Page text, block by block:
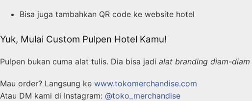
Bisa juga tambahkan QR code ke website hotel
Yuk, Mulai Custom Pulpen Hotel Kamu!
Pulpen bukan cuma alat tulis. Dia bisa jadi alat branding diam-diam
Mau order? Langsung ke www.tokomerchandise.com
Atau DM kami di Instagram: @toko_merchandise